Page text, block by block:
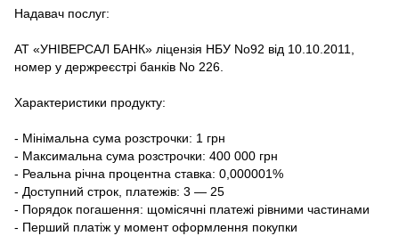
Надавач послуг:
АТ «УНІВЕРСАЛ БАНК» ліцензія НБУ No92 від 10.10.2011,
номер у держреєстрі банків No 226.
Характеристики продукту:
- Мінімальна сума розстрочки: 1 грн
- Максимальна сума розстрочки: 400 000 грн
- Реальна річна процентна ставка: 0,000001%
- Доступний строк, платежів: 3 — 25
- Порядок погашення: щомісячні платежі рівними частинами
- Перший платіж у момент оформлення покупки